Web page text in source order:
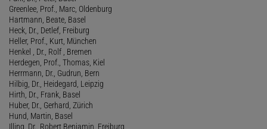
Greenlee, Prof., Marc, Oldenburg
Hartmann, Beate, Basel
Heck, Dr., Detlef, Freiburg
Heller, Prof., Kurt, München
Henkel , Dr., Rolf , Bremen
Herdegen, Prof., Thomas, Kiel
Herrmann, Dr., Gudrun, Bern
Hilbig, Dr., Heidegard, Leipzig
Hirth, Dr., Frank, Basel
Huber, Dr., Gerhard, Zürich
Hund, Martin, Basel
Illing, Dr., Robert Benjamin, Freiburg